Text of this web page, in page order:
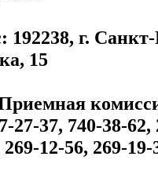
: 192238, г.
15
27-37, 740-38-
269-12-56, 269-19-